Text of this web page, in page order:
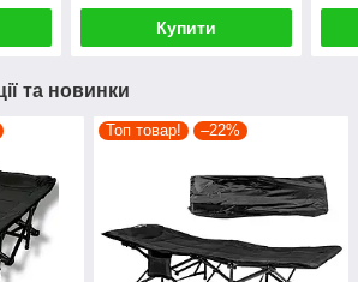
Купити
та новинки
Топ товар! –22%